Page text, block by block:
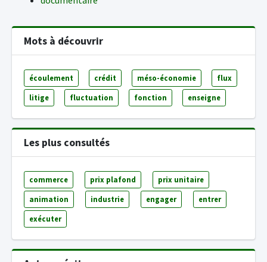
Mots à découvrir
écoulement crédit méso-économie flux
litige fluctuation fonction enseigne
Les plus consultés
commerce prix plafond prix unitaire
animation industrie engager entrer
exécuter